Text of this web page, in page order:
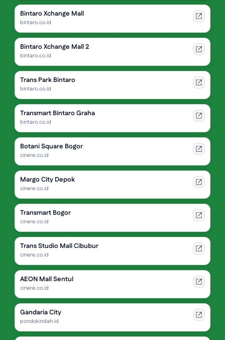
Bintaro Xchange Mall
bintaro.co.id
Bintaro Xchange Mall 2
bintaro.co.id
Trans Park Bintaro
bintaro.co.id
Transmart Bintaro Graha
bintaro.co.id
Botani Square Bogor
cinere.co.id
Margo City Depok
cinere.co.id
Transmart Bogor
cinere.co.id
Trans Studio Mall Cibubur
cinere.co.id
AEON Mall Sentul
cinere.co.id
Gandaria City
pondokindah.id